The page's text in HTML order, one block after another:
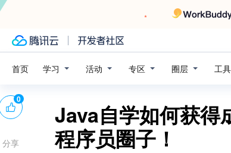
首页 学习 活动 专区 圈层 工具
Java自学如何获得
程序员圈子！
0
分享